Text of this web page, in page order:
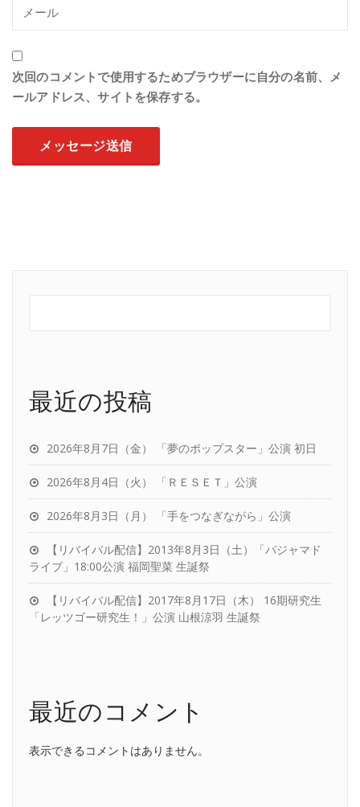
次回のコメントで使用するためブラウザーに自分の名前、メ
ールアドレス、サイトを保存する。
最近の投稿
2026年8月7日（金） 「夢のポップスター」公演 初日
2026年8月4日（火） 「ＲＥＳＥＴ」公演
2026年8月3日（月） 「手をつなぎながら」公演
【リバイバル配信】2013年8月3日（土）「パジャマド
ライブ」18:00公演 福岡聖菜 生誕祭
【リバイバル配信】2017年8月17日（木） 16期研究生
「レッツゴー研究生！」公演 山根涼羽 生誕祭
最近のコメント
表示できるコメントはありません。